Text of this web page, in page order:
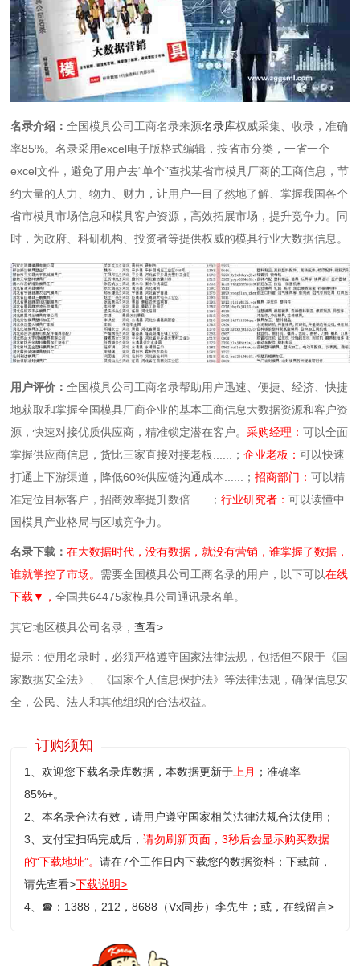
名录介绍：全国模具公司工商名录来源名录库权威采集、收录，准确
率85%。名录采用excel电子版格式编辑，按省市分类，一省一个
excel文件，避免了用户去“单个”查找某省市模具厂商的工商信息，节
约大量的人力、物力、财力，让用户一目了然地了解、掌握我国各个
省市模具市场信息和模具客户资源，高效拓展市场，提升竞争力。同
时，为政府、科研机构、投资者等提供权威的模具行业大数据信息。
用户评价：全国模具公司工商名录帮助用户迅速、便捷、经济、快捷
地获取和掌握全国模具厂商企业的基本工商信息大数据资源和客户资
源，快速对接优质供应商，精准锁定潜在客户。采购经理：可以全面
掌握供应商信息，货比三家直接对接老板......；企业老板：可以快速
打通上下游渠道，降低60%供应链沟通成本......；招商部门：可以精
准定位目标客户，招商效率提升数倍......；行业研究者：可以读懂中
国模具产业格局与区域竞争力。
名录下载：在大数据时代，没有数据，就没有营销，谁掌握了数据，
谁就掌控了市场。 需要全国模具公司工商名录的用户，以下可以在线
下载▼，全国共64475家模具公司通讯录名单。
其它地区模具公司名录，查看>
提示：使用名录时，必须严格遵守国家法律法规，包括但不限于《国
家数据安全法》、《国家个人信息保护法》等‌法律法规，确保信息安
全，公民、法人和其他组织的合法权益。
订购须知
1、欢迎您下载名录库数据，本数据更新于 上月 ；准确率
85%+。
2、本名录合法有效，请用户遵守国家相关法律法规合法使用；
3、支付宝扫码完成后，请勿刷新页面，3秒后会显示购买数据
的“下载地址”。请在7个工作日内下载您的数据资料；下载前，
请先查看>下载说明>
4、 ☎ ：1388，212，8688（Vx同步）李先生；或，在线留言>